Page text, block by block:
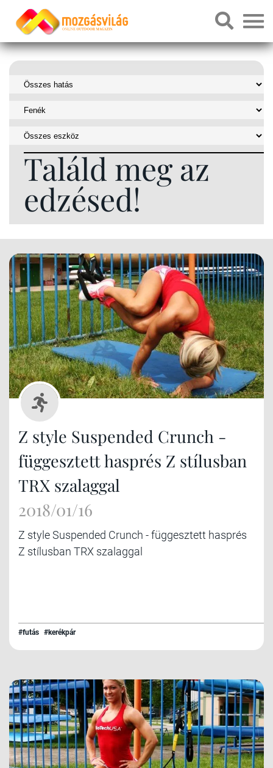
Találd meg az
edzésed!
Z style Suspended Crunch -
függesztett hasprés Z stílusban
TRX szalaggal
2018/01/16
Z style Suspended Crunch - függesztett hasprés
Z stílusban TRX szalaggal
#futás #kerékpár